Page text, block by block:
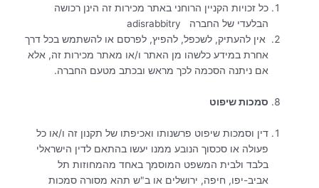
כל זכויות הקניין הרוחני באתר מכירות זה הינן רכושה
הבלעדי של החברה adisrabbitry
אין להעתיק, לשכפל, להפיץ, לפרסם או להשתמש בכל דרך
אחרת במידע כלשהו מן האתר ו/או מאתר מכירות זה, אלא
אם ניתנה הסכמה לכך מראש ובכתב מטעם החברה.
סמכות שיפוט
דין וסמכות שיפוט פרשנותו ואכיפתו של תקנון זה ו/או כל
פעולה או סכסוך הנובע ממנו יעשו בהתאם לדין הישראלי
בלבד ולבית המשפט המוסמך באחד מהמחוזות תל
אביב-יפו, חיפה, ירושלים או ב"ש תהא מסורה סמכות